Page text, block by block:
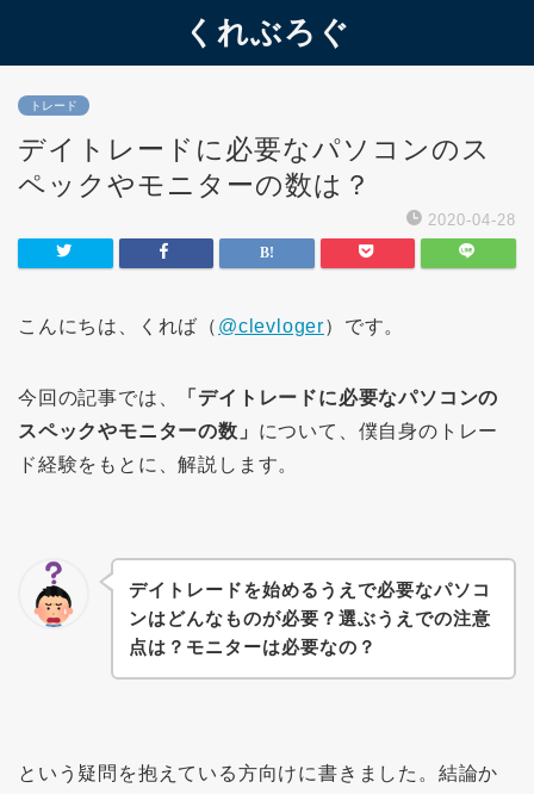
くれぶろぐ
トレード
デイトレードに必要なパソコンのス
ペックやモニターの数は？
2020-04-28
こんにちは、くれば（ @clevloger）です。
今回の記事では、
「デイトレードに必要なパソコンの
スペックやモニターの数」 について、僕自身のトレー
ド経験をもとに、解説します。
デイトレードを始めるうえで必要なパソコ
ンはどんなものが必要？選ぶうえでの注意
点は？モニターは必要なの？
という疑問を抱えている方向けに書きました。結論か